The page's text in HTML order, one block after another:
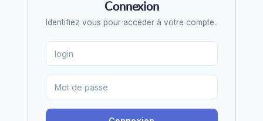
Connexion
Identifiez vous pour accéder à votre compte..